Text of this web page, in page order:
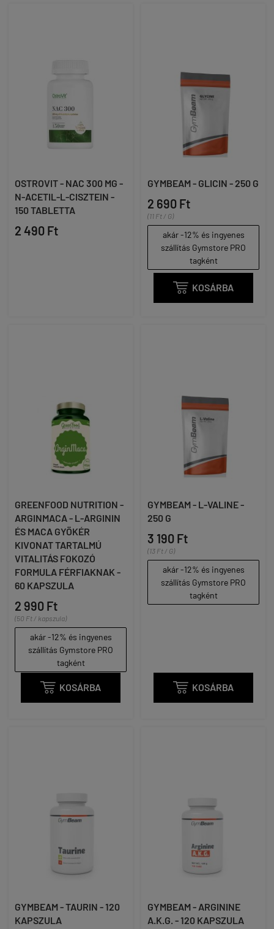
OSTROVIT - NAC 300 MG -
N-ACETIL-L-CISZTEIN -
150 TABLETTA
2 490 Ft
GYMBEAM - GLICIN - 250 G
2 690 Ft
(11 Ft / G)
akár -12% és ingyenes
szállítás Gymstore PRO
tagként
 KOSÁRBA
GREENFOOD NUTRITION -
ARGINMACA - L-ARGININ
ÉS MACA GYÖKÉR
KIVONAT TARTALMÚ
VITALITÁS FOKOZÓ
FORMULA FÉRFIAKNAK -
60 KAPSZULA
2 990 Ft
(50 Ft / kapszula)
akár -12% és ingyenes
szállítás Gymstore PRO
tagként
 KOSÁRBA
GYMBEAM - L-VALINE -
250 G
3 190 Ft
(13 Ft / G)
akár -12% és ingyenes
szállítás Gymstore PRO
tagként
 KOSÁRBA
GYMBEAM - TAURIN - 120
KAPSZULA
GYMBEAM - ARGININE
A.K.G. - 120 KAPSZULA